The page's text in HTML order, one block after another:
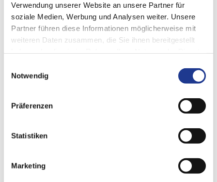
Verwendung unserer Website an unsere Partner für
soziale Medien, Werbung und Analysen weiter. Unsere
Partner führen diese Informationen möglicherweise mit
weiteren Daten zusammen, die Sie ihnen bereitgestellt
Notwendig
Präferenzen
Statistiken
Marketing
通过HRI®输入电流、温度和震动的极限值来实现机床进给的
自动常规化。一旦超出设置的极限值，进给限制接合，进给
便会下降。如果极限值超过120%，系统会将进给降为0。只
有当测量值再次下降时，进给率才会被再次提升。可以通过
此种方式主动且自动地提前避免错误和损坏。